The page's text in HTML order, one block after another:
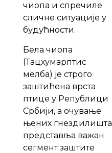
чиопа и спречиле
сличне ситуације у
будућности.
Бела чиопа
(Тацхyмарптис
мелба) је строго
заштићена врста
птице у Републици
Србији, а очување
њених гнездилишта
представља важан
сегмент заштите